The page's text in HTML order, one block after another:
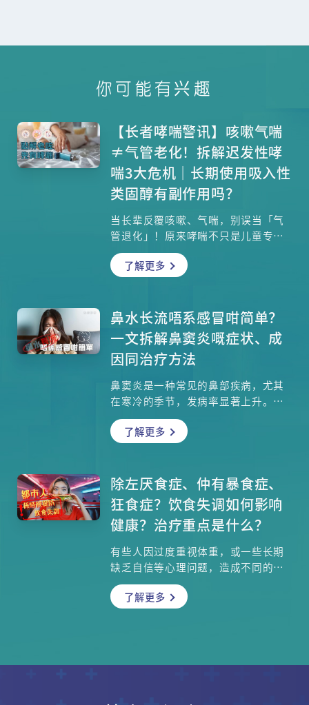
你可能有兴趣
【长者哮喘警讯】咳嗽气喘
≠气管老化！拆解迟发性哮
喘3大危机｜长期使用吸入性
类固醇有副作用吗？
当长辈反覆咳嗽、气喘，别误当「气
管退化」！原来哮喘不只是儿童专属
的疾病，可以在任何年龄首次发作，
如果哮喘是在成人或老年才首次出
喘」也很普遍，香港现有33万哮喘患
者，每年70-90人死于哮喘急性发作。
到底哮喘与一般呼吸系统疾病有何明
显分别？为何成年人或长者患哮喘的
病情更严重？长期使用吸入式类固醇
会有副作用吗？长者不懂使用吸入器
怎么办？港大医学院临床医学学院内
科学系临床副教授何重文医生为大家
讲解。
了解更多
鼻水长流唔系感冒咁简单？
一文拆解鼻窦炎嘅症状、成
因同治疗方法
鼻窦炎是一种常见的鼻部疾病，尤其
在寒冷的季节，发病率显著上升。许
多人误以为鼻水长流或鼻塞只是普通
的感冒症状，但实际上，这可能是鼻
的症状、成因、诊断方法以及治疗方
案，帮助你更好地了解这一疾病。
了解更多
除左厌食症、仲有暴食症、
狂食症？饮食失调如何影响
健康？治疗重点是什么？
有些人因过度重视体重，或一些长期
缺乏自信等心理问题，造成不同的饮
食失调疾病，包括厌食症、暴食症和
狂食症，这三种患者会出现什么征
科专科张汉奇医生与心理学家陈颂恩
了解更多